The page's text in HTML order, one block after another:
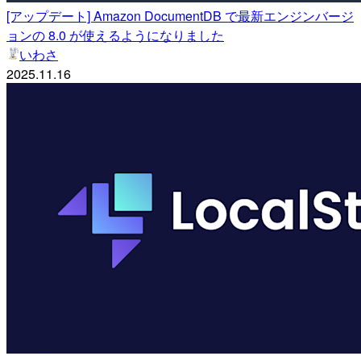
[アップデート] Amazon DocumentDB で最新エンジンバージ
ョンの 8.0 が使えるようになりました
いわさ
2025.11.16